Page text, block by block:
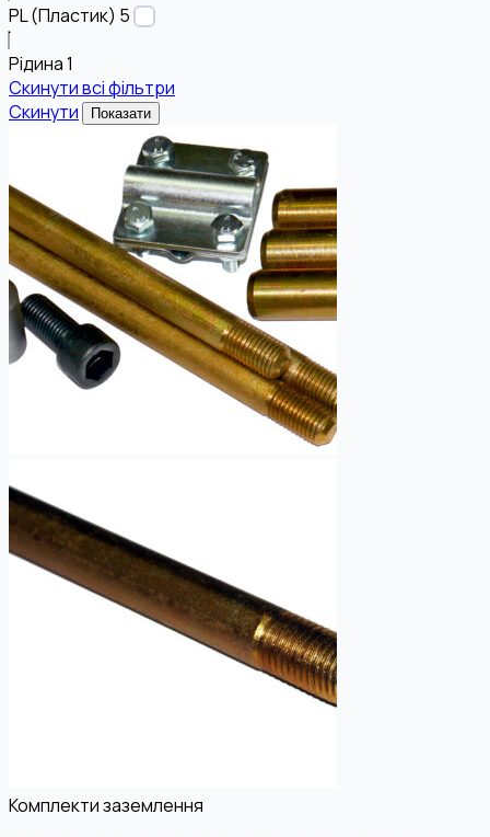
PL (Пластик) 5
Рідина1
Скинути всі фільтри
Скинути
Показати
Комплекти заземлення